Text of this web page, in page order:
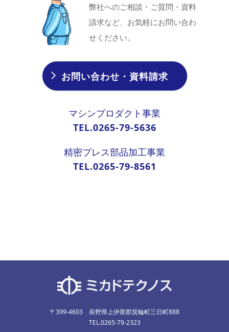
弊社へのご相談・ご質問・資料
請求など、お気軽にお問い合わ
せください。
お問い合わせ・資料請求
マシンプロダクト事業
TEL.0265-79-5636
精密プレス部品加工事業
TEL.0265-79-8561
〒399-4603 長野県上伊那郡箕輪町三日町888
TEL.0265-79-2323